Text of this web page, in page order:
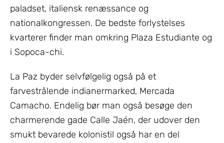
paladset, italiensk renæssance og
nationalkongressen. De bedste forlystelses
kvarterer finder man omkring Plaza Estudiante og
i Sopoca-chi.
La Paz byder selvfølgelig også på et
farvestrålende indianermarked, Mercada
Camacho. Endelig bør man også besøge den
charmerende gade Calle Jaén, der udover den
smukt bevarede kolonistil også har en del